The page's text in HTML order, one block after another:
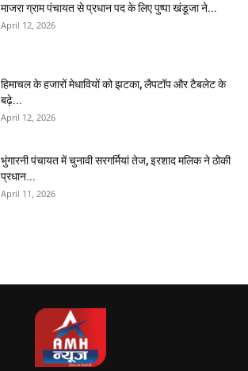
माजरा ग्राम पंचायत से प्रधान पद के लिए पुष्पा खंडूजा ने...
April 12, 2026
हिमाचल के हजारों मेधावियों को झटका, लैपटॉप और टैबलेट के
बढ़े...
April 12, 2026
भुंगारनी पंचायत में चुनावी सरगर्मियां तेज, इरशाद मलिक ने ठोकी
प्रधान...
April 11, 2026